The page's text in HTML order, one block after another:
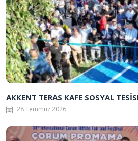
AKKENT TERAS KAFE SOSYAL
28 Temmuz 2026